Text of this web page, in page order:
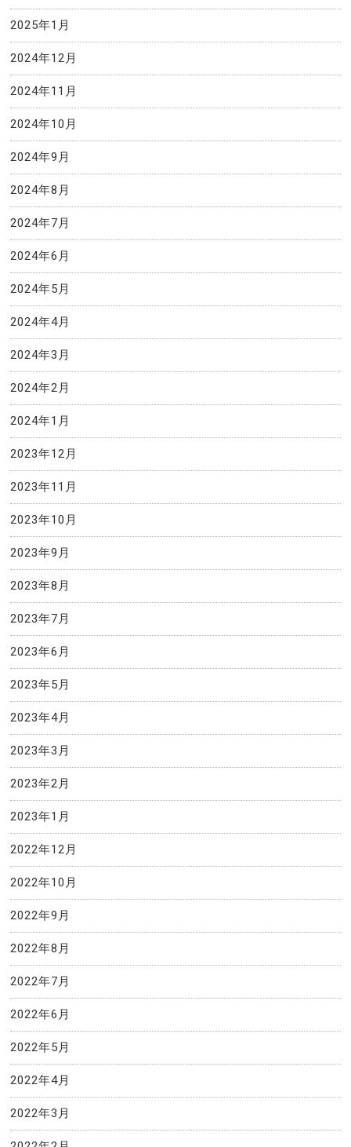
2025年1月
2024年12月
2024年11月
2024年10月
2024年9月
2024年8月
2024年7月
2024年6月
2024年5月
2024年4月
2024年3月
2024年2月
2024年1月
2023年12月
2023年11月
2023年10月
2023年9月
2023年8月
2023年7月
2023年6月
2023年5月
2023年4月
2023年3月
2023年2月
2023年1月
2022年12月
2022年10月
2022年9月
2022年8月
2022年7月
2022年6月
2022年5月
2022年4月
2022年3月